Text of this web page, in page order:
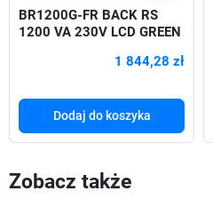
BR1200G-FR BACK RS
1200 VA 230V LCD GREEN
1 844,28 zł
Dodaj do koszyka
Zobacz także